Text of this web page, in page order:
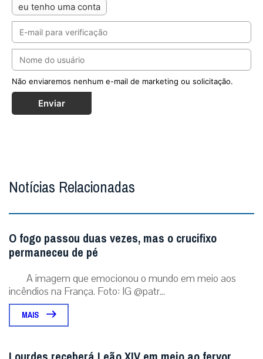
eu tenho uma conta
Não enviaremos nenhum e-mail de marketing ou solicitação.
Enviar
Notícias Relacionadas
O fogo passou duas vezes, mas o crucifixo
permaneceu de pé
A imagem que emocionou o mundo em meio aos
incêndios na França. Foto: IG @patr...
MAIS